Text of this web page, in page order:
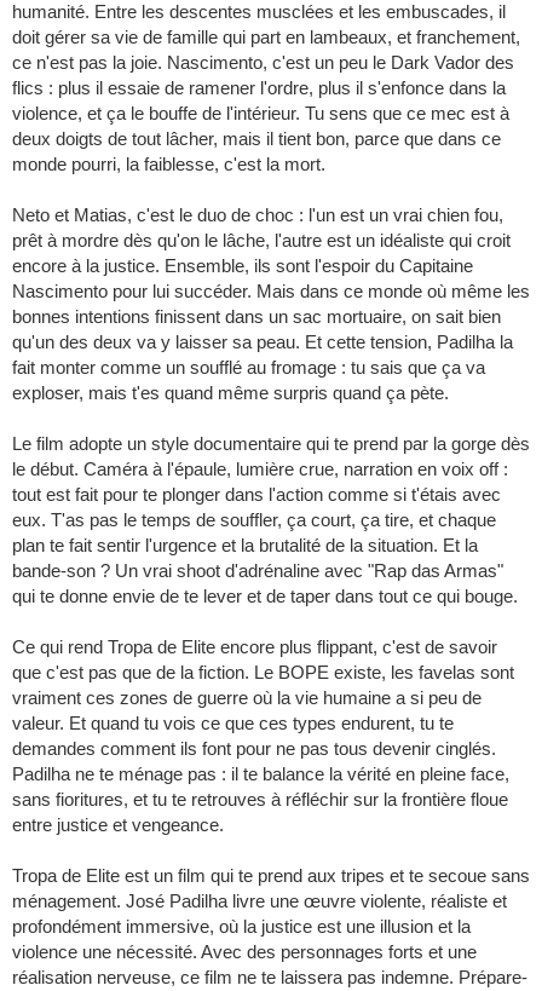
humanité. Entre les descentes musclées et les embuscades, il
doit gérer sa vie de famille qui part en lambeaux, et franchement,
ce n'est pas la joie. Nascimento, c'est un peu le Dark Vador des
flics : plus il essaie de ramener l'ordre, plus il s'enfonce dans la
violence, et ça le bouffe de l'intérieur. Tu sens que ce mec est à
deux doigts de tout lâcher, mais il tient bon, parce que dans ce
monde pourri, la faiblesse, c'est la mort.
Neto et Matias, c'est le duo de choc : l'un est un vrai chien fou,
prêt à mordre dès qu'on le lâche, l'autre est un idéaliste qui croit
encore à la justice. Ensemble, ils sont l'espoir du Capitaine
Nascimento pour lui succéder. Mais dans ce monde où même les
bonnes intentions finissent dans un sac mortuaire, on sait bien
qu'un des deux va y laisser sa peau. Et cette tension, Padilha la
fait monter comme un soufflé au fromage : tu sais que ça va
exploser, mais t'es quand même surpris quand ça pète.
Le film adopte un style documentaire qui te prend par la gorge dès
le début. Caméra à l'épaule, lumière crue, narration en voix off :
tout est fait pour te plonger dans l'action comme si t'étais avec
eux. T'as pas le temps de souffler, ça court, ça tire, et chaque
plan te fait sentir l'urgence et la brutalité de la situation. Et la
bande-son ? Un vrai shoot d'adrénaline avec "Rap das Armas"
qui te donne envie de te lever et de taper dans tout ce qui bouge.
Ce qui rend Tropa de Elite encore plus flippant, c'est de savoir
que c'est pas que de la fiction. Le BOPE existe, les favelas sont
vraiment ces zones de guerre où la vie humaine a si peu de
valeur. Et quand tu vois ce que ces types endurent, tu te
demandes comment ils font pour ne pas tous devenir cinglés.
Padilha ne te ménage pas : il te balance la vérité en pleine face,
sans fioritures, et tu te retrouves à réfléchir sur la frontière floue
entre justice et vengeance.
Tropa de Elite est un film qui te prend aux tripes et te secoue sans
ménagement. José Padilha livre une œuvre violente, réaliste et
profondément immersive, où la justice est une illusion et la
violence une nécessité. Avec des personnages forts et une
réalisation nerveuse, ce film ne te laissera pas indemne. Prépare-